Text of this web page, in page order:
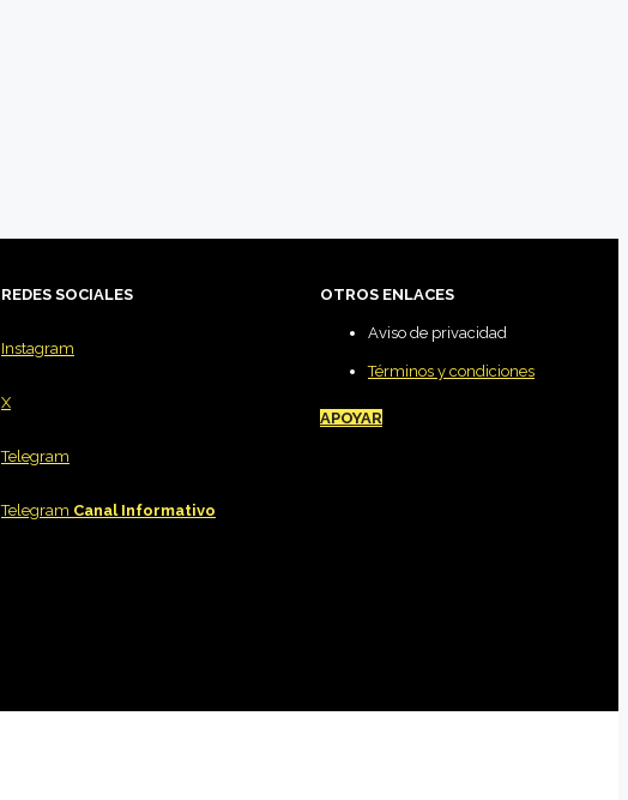
REDES SOCIALES
Instagram
X
Telegram
Telegram Canal Informativo
OTROS ENLACES
Aviso de privacidad
Términos y condiciones
APOYAR